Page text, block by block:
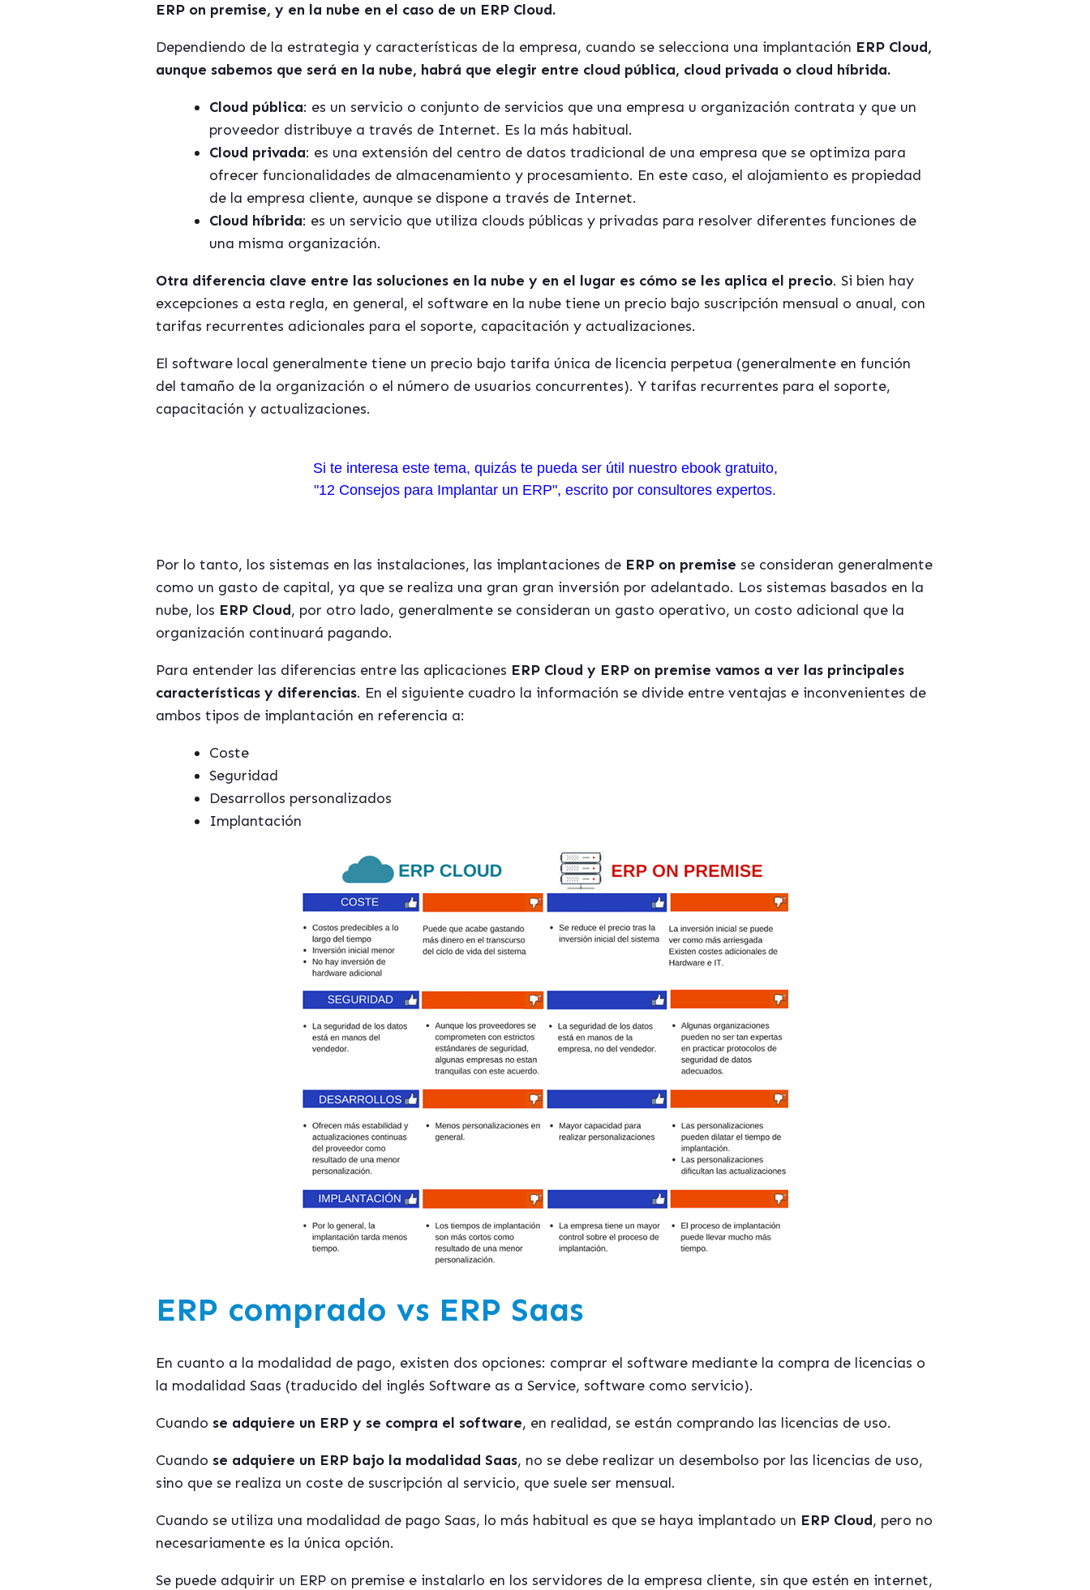
ERP on premise, y en la nube en el caso de un ERP Cloud.
Dependiendo de la estrategia y características de la empresa, cuando se selecciona una implantación ERP Cloud,
aunque sabemos que será en la nube, habrá que elegir entre cloud pública, cloud privada o cloud híbrida.
Cloud pública: es un servicio o conjunto de servicios que una empresa u organización contrata y que un
proveedor distribuye a través de Internet. Es la más habitual.
Cloud privada: es una extensión del centro de datos tradicional de una empresa que se optimiza para
ofrecer funcionalidades de almacenamiento y procesamiento. En este caso, el alojamiento es propiedad
de la empresa cliente, aunque se dispone a través de Internet.
Cloud híbrida: es un servicio que utiliza clouds públicas y privadas para resolver diferentes funciones de
una misma organización.
Otra diferencia clave entre las soluciones en la nube y en el lugar es cómo se les aplica el precio. Si bien hay
excepciones a esta regla, en general, el software en la nube tiene un precio bajo suscripción mensual o anual, con
tarifas recurrentes adicionales para el soporte, capacitación y actualizaciones.
El software local generalmente tiene un precio bajo tarifa única de licencia perpetua (generalmente en función
del tamaño de la organización o el número de usuarios concurrentes). Y tarifas recurrentes para el soporte,
capacitación y actualizaciones.
Si te interesa este tema, quizás te pueda ser útil nuestro ebook gratuito,
"12 Consejos para Implantar un ERP", escrito por consultores expertos.
Por lo tanto, los sistemas en las instalaciones, las implantaciones de ERP on premise se consideran generalmente
como un gasto de capital, ya que se realiza una gran gran inversión por adelantado. Los sistemas basados en la
nube, los ERP Cloud, por otro lado, generalmente se consideran un gasto operativo, un costo adicional que la
organización continuará pagando.
Para entender las diferencias entre las aplicaciones ERP Cloud y ERP on premise vamos a ver las principales
características y diferencias. En el siguiente cuadro la información se divide entre ventajas e inconvenientes de
ambos tipos de implantación en referencia a:
Coste
Seguridad
Desarrollos personalizados
Implantación
ERP comprado vs ERP Saas
En cuanto a la modalidad de pago, existen dos opciones: comprar el software mediante la compra de licencias o
la modalidad Saas (traducido del inglés Software as a Service, software como servicio).
Cuando se adquiere un ERP y se compra el software, en realidad, se están comprando las licencias de uso.
Cuando se adquiere un ERP bajo la modalidad Saas, no se debe realizar un desembolso por las licencias de uso,
sino que se realiza un coste de suscripción al servicio, que suele ser mensual.
Cuando se utiliza una modalidad de pago Saas, lo más habitual es que se haya implantado un ERP Cloud, pero no
necesariamente es la única opción.
Se puede adquirir un ERP on premise e instalarlo en los servidores de la empresa cliente, sin que estén en internet,